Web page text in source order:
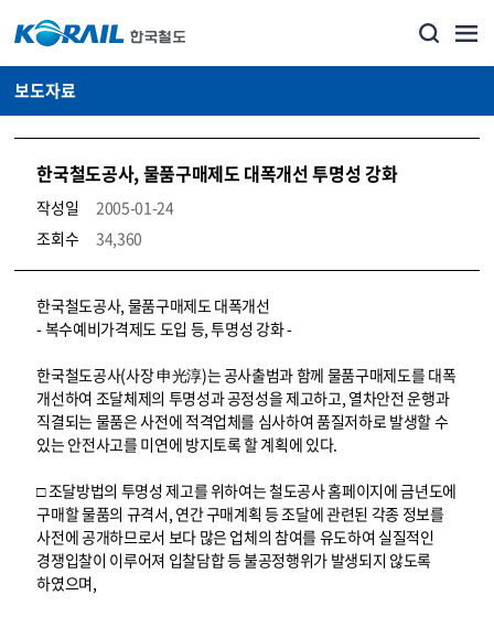
보도자료
한국철도공사, 물품구매제도 대폭개선 투명성 강화
작성일
2005-01-24
조회수
34,360
뉴스·홍보_보도자료 상세보기 – 내용, 파일, 담당자 연락처로 구성
한국철도공사, 물품구매제도 대폭개선
- 복수예비가격제도 도입 등, 투명성 강화 -
한국철도공사(사장 申光淳)는 공사출범과 함께 물품구매제도를 대폭
개선하여 조달체제의 투명성과 공정성을 제고하고, 열차안전 운행과
직결되는 물품은 사전에 적격업체를 심사하여 품질저하로 발생할 수
있는 안전사고를 미연에 방지토록 할 계획에 있다.
□ 조달방법의 투명성 제고를 위하여는 철도공사 홈페이지에 금년도에
구매할 물품의 규격서, 연간 구매계획 등 조달에 관련된 각종 정보를
사전에 공개하므로서 보다 많은 업체의 참여를 유도하여 실질적인
경쟁입찰이 이루어져 입찰담합 등 불공정행위가 발생되지 않도록
하였으며,